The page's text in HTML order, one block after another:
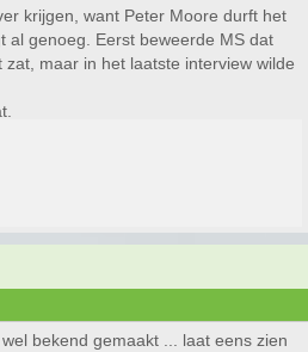
krijgen, want Peter Moore durft het
al genoeg. Eerst beweerde MS dat
maar in het laatste interview wilde
bekend gemaakt ... laat eens zien